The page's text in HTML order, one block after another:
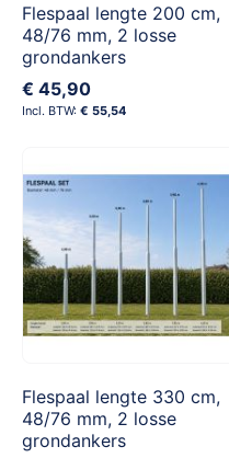
Flespaal lengte 200 cm,
48/76 mm, 2 losse
grondankers
€ 45,90
€ 55,54
Flespaal lengte 330 cm,
48/76 mm, 2 losse
grondankers